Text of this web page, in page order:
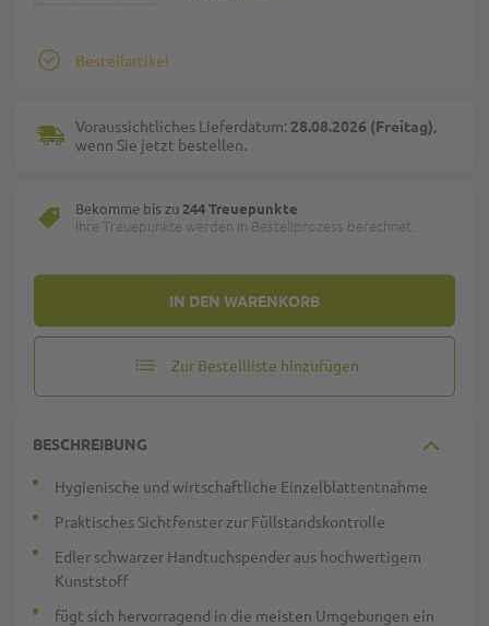
IN DEN WARENKORB
Bestellartikel
Voraussichtliches Lieferdatum: 28.08.2026 (Freitag),
wenn Sie jetzt bestellen.
Bekomme bis zu 244 Treuepunkte
Ihre Treuepunkte werden in Bestellprozess berechnet.
Zur Bestellliste hinzufügen
BESCHREIBUNG
Hygienische und wirtschaftliche Einzelblattentnahme
Praktisches Sichtfenster zur Füllstandskontrolle
Edler schwarzer Handtuchspender aus hochwertigem
Kunststoff
fügt sich hervorragend in die meisten Umgebungen ein